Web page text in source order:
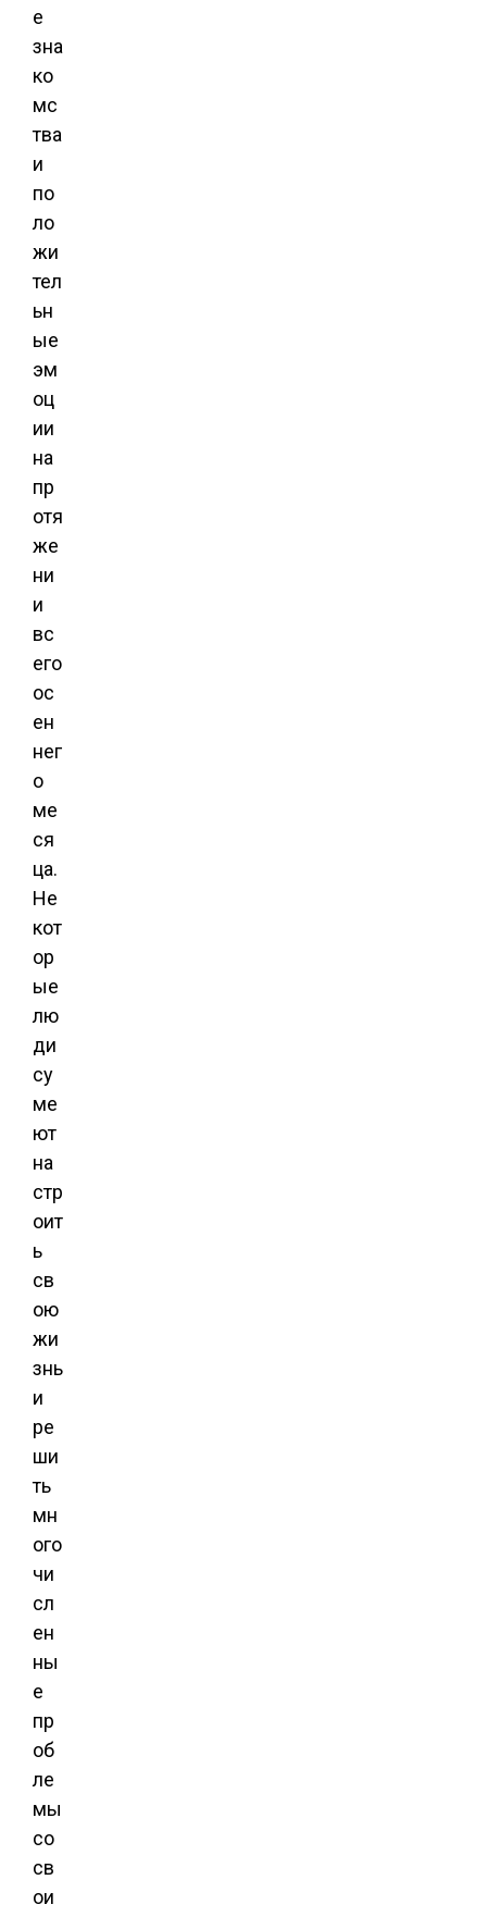
е
зна
ко
мс
тва
и
по
ло
жи
тел
ьн
ые
эм
оц
ии
на
пр
отя
же
ни
и
вс
его
ос
ен
нег
о
ме
ся
ца.
Не
кот
ор
ые
лю
ди
су
ме
ют
на
стр
оит
ь
св
ою
жи
знь
и
ре
ши
ть
мн
ого
чи
сл
ен
ны
е
пр
об
ле
мы
со
св
ои